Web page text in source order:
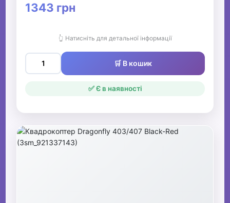
1343 грн
👆 Натисніть для детальної інформації
🛒 В кошик
✅ Є в наявності